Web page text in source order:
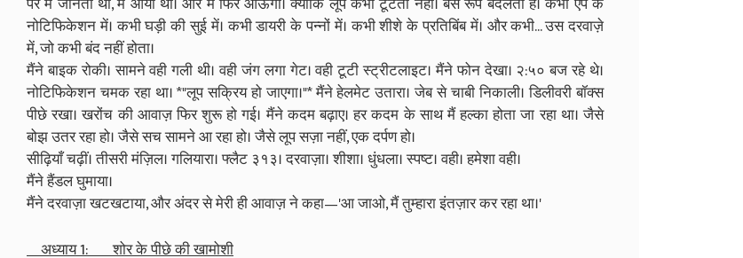
नोटिफिकेशन में। कभी घड़ी की सुई में। कभी डायरी के पन्नों में। कभी शीशे के प्रतिबिंब में। और कभी... उस दरवाज़े
में, जो कभी बंद नहीं होता।
मैंने बाइक रोकी। सामने वही गली थी। वही जंग लगा गेट। वही टूटी स्ट्रीटलाइट। मैंने फोन देखा। २:५० बज रहे थे।
नोटिफिकेशन चमक रहा था। *"लूप सक्रिय हो जाएगा।"* मैंने हेलमेट उतारा। जेब से चाबी निकाली। डिलीवरी बॉक्स
पीछे रखा। खरोंच की आवाज़ फिर शुरू हो गई। मैंने कदम बढ़ाए। हर कदम के साथ मैं हल्का होता जा रहा था। जैसे
बोझ उतर रहा हो। जैसे सच सामने आ रहा हो। जैसे लूप सज़ा नहीं, एक दर्पण हो।
सीढ़ियाँ चढ़ीं। तीसरी मंज़िल। गलियारा। फ्लैट ३१३। दरवाज़ा। शीशा। धुंधला। स्पष्ट। वही। हमेशा वही।
मैंने हैंडल घुमाया।
मैंने दरवाज़ा खटखटाया, और अंदर से मेरी ही आवाज़ ने कहा—'आ जाओ, मैं तुम्हारा इंतज़ार कर रहा था।'
अध्याय 1: शोर के पीछे की खामोशी